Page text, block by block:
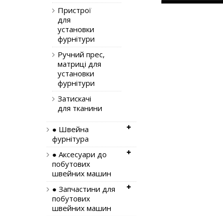
Пристрої
для
установки
фурнітури
Ручний прес,
матриці для
установки
фурнітури
Затискачі
для тканини
● Швейна
фурнітура
● Аксесуари до
побутових
швейних машин
● Запчастини для
побутових
швейних машин